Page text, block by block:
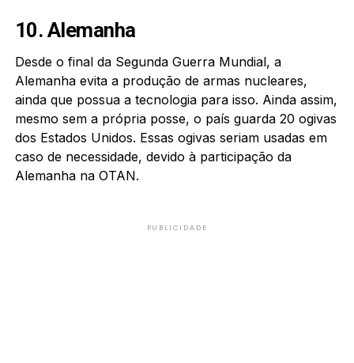
10. Alemanha
Desde o final da Segunda Guerra Mundial, a
Alemanha evita a produção de armas nucleares,
ainda que possua a tecnologia para isso. Ainda assim,
mesmo sem a própria posse, o país guarda 20 ogivas
dos Estados Unidos. Essas ogivas seriam usadas em
caso de necessidade, devido à participação da
Alemanha na OTAN.
PUBLICIDADE